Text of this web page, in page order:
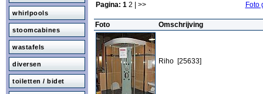
whirlpools
stoomcabines
wastafels
diversen
toiletten / bidet
Pagina: 1 2 | >> Foto
Foto Omschrijving
Riho [25633]